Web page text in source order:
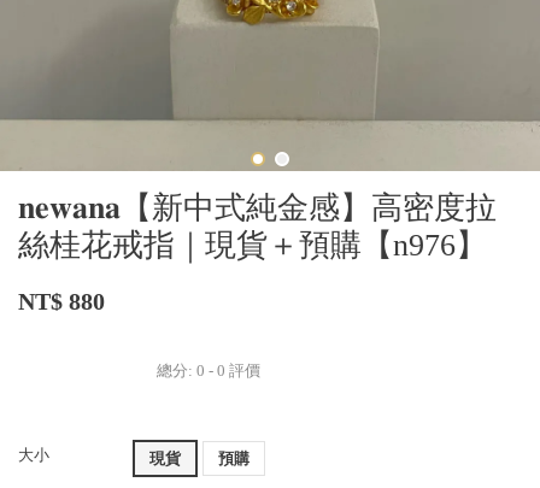
𝐧𝐞𝐰𝐚𝐧𝐚【新中式純金感】高密度拉
絲桂花戒指｜現貨＋預購【n976】
NT$ 880
總分: 0 - 0 評價
大小 現貨 預購